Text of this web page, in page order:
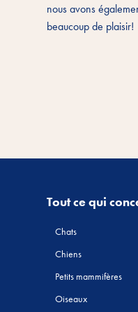
nous avons
beaucoup de plaisir!
Tout ce qui
Chats
Chiens
Petits mammifères
Oiseaux